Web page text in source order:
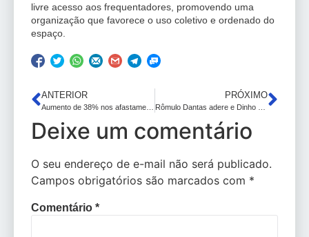
livre acesso aos frequentadores, promovendo uma
organização que favorece o uso coletivo e ordenado do
espaço.
ANTERIOR PRÓXIMO
Deixe um comentário
O seu endereço de e-mail não será publicado.
Campos obrigatórios são marcados com *
Comentário *